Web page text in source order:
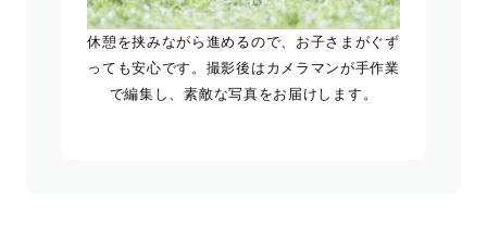
休憩を挟みながら進めるので、お子さまがぐず
っても安心です。撮影後はカメラマンが手作業
で編集し、素敵な写真をお届けします。